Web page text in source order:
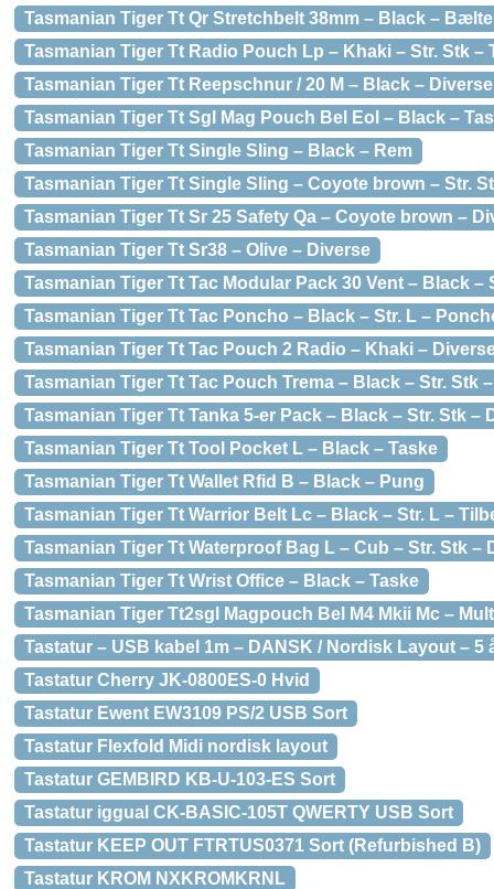
Tasmanian Tiger Tt Qr Stretchbelt 38mm – Black – Bælte
Tasmanian Tiger Tt Radio Pouch Lp – Khaki – Str. Stk –
Tasmanian Tiger Tt Reepschnur / 20 M – Black – Diverse
Tasmanian Tiger Tt Sgl Mag Pouch Bel Eol – Black –
Tasmanian Tiger Tt Single Sling – Black – Rem
Tasmanian Tiger Tt Single Sling – Coyote brown – Str.
Tasmanian Tiger Tt Sr 25 Safety Qa – Coyote brown –
Tasmanian Tiger Tt Sr38 – Olive – Diverse
Tasmanian Tiger Tt Tac Modular Pack 30 Vent – Black
Tasmanian Tiger Tt Tac Poncho – Black – Str. L –
Tasmanian Tiger Tt Tac Pouch 2 Radio – Khaki –
Tasmanian Tiger Tt Tac Pouch Trema – Black – Str. Stk
Tasmanian Tiger Tt Tanka 5-er Pack – Black – Str. Stk –
Tasmanian Tiger Tt Tool Pocket L – Black – Taske
Tasmanian Tiger Tt Wallet Rfid B – Black – Pung
Tasmanian Tiger Tt Warrior Belt Lc – Black – Str. L –
Tasmanian Tiger Tt Waterproof Bag L – Cub – Str. Stk –
Tasmanian Tiger Tt Wrist Office – Black – Taske
Tasmanian Tiger Tt2sgl Magpouch Bel M4 Mkii Mc –
Tastatur – USB kabel 1m – DANSK / Nordisk Layout – 5
Tastatur Cherry JK-0800ES-0 Hvid
Tastatur Ewent EW3109 PS/2 USB Sort
Tastatur Flexfold Midi nordisk layout
Tastatur GEMBIRD KB-U-103-ES Sort
Tastatur iggual CK-BASIC-105T QWERTY USB Sort
Tastatur KEEP OUT FTRTUS0371 Sort (Refurbished B)
Tastatur KROM NXKROMKRNL